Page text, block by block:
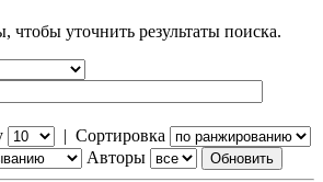
чтобы уточнить результаты поиска.
| Сортировка
Авторы